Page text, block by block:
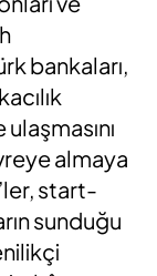
bankaları,
almaya
start-
sunduğu